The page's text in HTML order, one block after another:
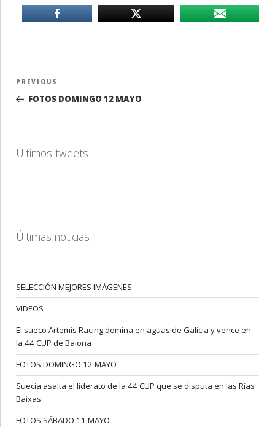
Navegación
entradas
Previous
Post
PREVIOUS
FOTOS DOMINGO 12 MAYO
Últimos tweets
Últimas noticias
SELECCIÓN MEJORES IMÁGENES
VIDEOS
El sueco Artemis Racing domina en aguas de Galicia y vence en
la 44 CUP de Baiona
FOTOS DOMINGO 12 MAYO
Suecia asalta el liderato de la 44 CUP que se disputa en las Rías
Baixas
FOTOS SÁBADO 11 MAYO